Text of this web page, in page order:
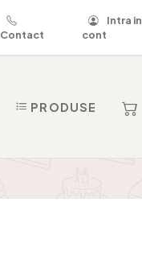
Contact
Intra in
cont
PRODUSE